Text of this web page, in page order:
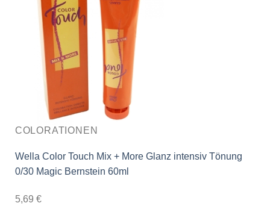
COLORATIONEN
Wella Color Touch Mix + More Glanz intensiv Tönung
0/30 Magic Bernstein 60ml
5,69 €